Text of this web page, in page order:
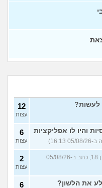
2
עצות
6
0
עצות
לעשות? 12
עצות
והיו לו אפליקציות
6
עצות
(בן אדם, בן 18, כתב ב-05/08/26
2
עצות
את הלשון? 6